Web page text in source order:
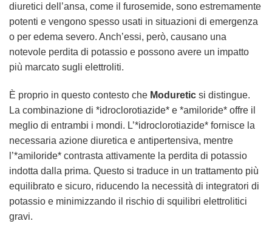
diuretici dell’ansa, come il furosemide, sono estremamente
potenti e vengono spesso usati in situazioni di emergenza
o per edema severo. Anch’essi, però, causano una
notevole perdita di potassio e possono avere un impatto
più marcato sugli elettroliti.
È proprio in questo contesto che Moduretic si distingue.
La combinazione di *idroclorotiazide* e *amiloride* offre il
meglio di entrambi i mondi. L’*idroclorotiazide* fornisce la
necessaria azione diuretica e antipertensiva, mentre
l’*amiloride* contrasta attivamente la perdita di potassio
indotta dalla prima. Questo si traduce in un trattamento più
equilibrato e sicuro, riducendo la necessità di integratori di
potassio e minimizzando il rischio di squilibri elettrolitici
gravi.